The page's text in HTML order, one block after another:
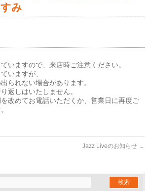
み
いますので、来店時ご注意ください。
いますが、
られない場合があります。
返しはいたしません。
改めてお電話いただくか、営業日に再度ご
Jazz Liveのお知らせ →